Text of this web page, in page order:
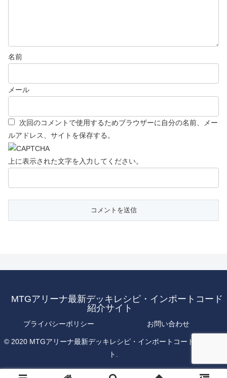
名前
メール
次回のコメントで使用するためブラウザーに自分の名前、メー
ルアドレス、サイトを保存する。
上に表示された文字を入力してください。
MTGアリーナ最新デッキレシピ・インポートコード
紹介サイト
プライバシーポリシー お問い合わせ
© 2020 MTGアリーナ最新デッキレシピ・インポートコード紹介サイ
ト.